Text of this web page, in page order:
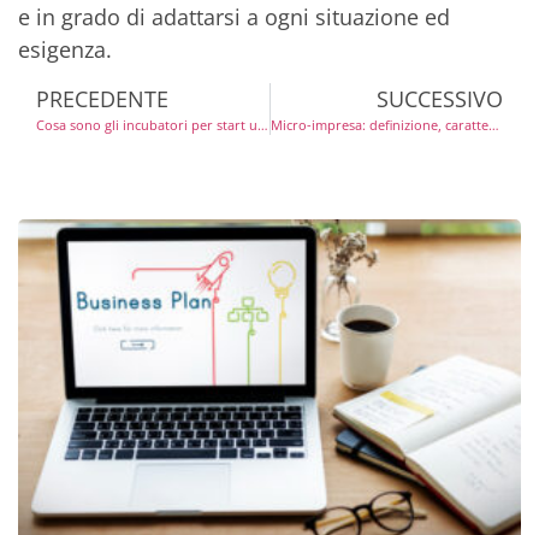
e in grado di adattarsi a ogni situazione ed
esigenza.
PRECEDENTE
Cosa sono gli incubatori per start up e come funzionano?
SUCCESSIVO
Micro-impresa: definizione, caratteristiche e requisiti